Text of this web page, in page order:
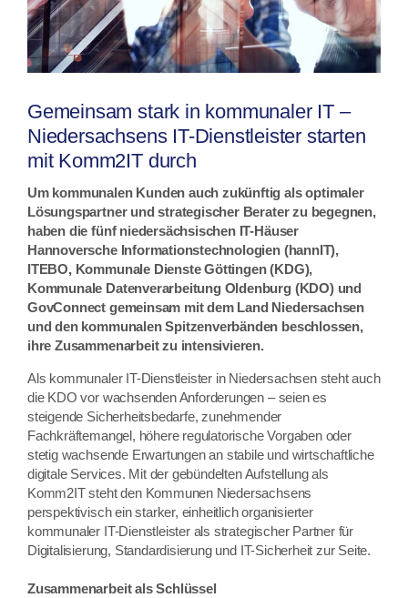
Gemeinsam stark in kommunaler IT –
Niedersachsens IT-Dienstleister starten
mit Komm2IT durch
Um kommunalen Kunden auch zukünftig als optimaler
Lösungspartner und strategischer Berater zu begegnen,
haben die fünf niedersächsischen IT-Häuser
Hannoversche Informationstechnologien (hannIT),
ITEBO, Kommunale Dienste Göttingen (KDG),
Kommunale Datenverarbeitung Oldenburg (KDO) und
GovConnect gemeinsam mit dem Land Niedersachsen
und den kommunalen Spitzenverbänden beschlossen,
ihre Zusammenarbeit zu intensivieren.
Als kommunaler IT-Dienstleister in Niedersachsen steht auch
die KDO vor wachsenden Anforderungen – seien es
steigende Sicherheitsbedarfe, zunehmender
Fachkräftemangel, höhere regulatorische Vorgaben oder
stetig wachsende Erwartungen an stabile und wirtschaftliche
digitale Services. Mit der gebündelten Aufstellung als
Komm2IT steht den Kommunen Niedersachsens
perspektivisch ein starker, einheitlich organisierter
kommunaler IT-Dienstleister als strategischer Partner für
Digitalisierung, Standardisierung und IT-Sicherheit zur Seite.
Zusammenarbeit als Schlüssel